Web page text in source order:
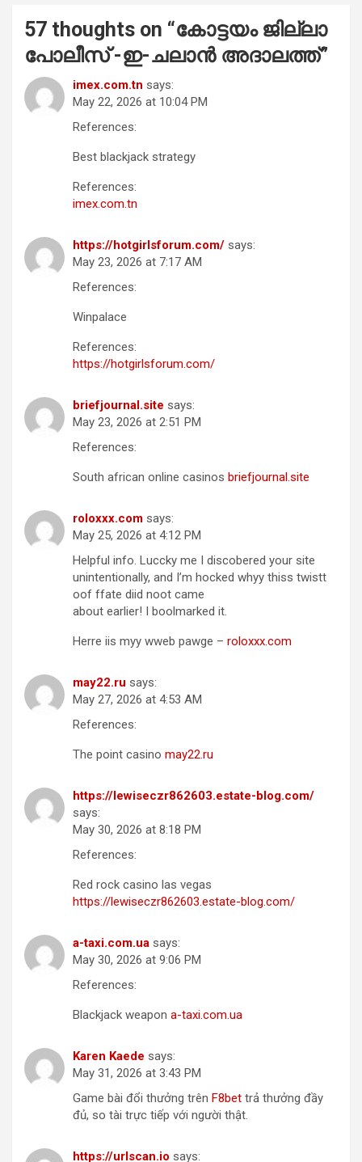
57 thoughts on “കോട്ടയം ജില്ലാ
പോലീസ് -ഇ-ചലാൻ അദാലത്ത്”
imex.com.tn says:
May 22, 2026 at 10:04 PM
References:
Best blackjack strategy
References:
imex.com.tn
https://hotgirlsforum.com/ says:
May 23, 2026 at 7:17 AM
References:
Winpalace
References:
https://hotgirlsforum.com/
briefjournal.site says:
May 23, 2026 at 2:51 PM
References:
South african online casinos briefjournal.site
roloxxx.com says:
May 25, 2026 at 4:12 PM
Helpful info. Luccky me I discobered your site
unintentionally, and I’m hocked whyy thiss twistt
oof ffate diid noot came
about earlier! I boolmarked it.
Herre iis myy wweb pawge – roloxxx.com
may22.ru says:
May 27, 2026 at 4:53 AM
References:
The point casino may22.ru
https://lewiseczr862603.estate-blog.com/
says:
May 30, 2026 at 8:18 PM
References:
Red rock casino las vegas
https://lewiseczr862603.estate-blog.com/
a-taxi.com.ua says:
May 30, 2026 at 9:06 PM
References:
Blackjack weapon a-taxi.com.ua
Karen Kaede says:
May 31, 2026 at 3:43 PM
Game bài đổi thưởng trên F8bet trả thưởng đầy
đủ, so tài trực tiếp với người thật.
https://urlscan.io says: